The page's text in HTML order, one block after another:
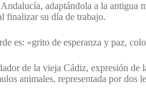
adaptándola a la antigua
finalizar su día de trabajo.
es: «grito de esperanza y paz,
de la vieja Cádiz, expresión de
animales, representada por dos